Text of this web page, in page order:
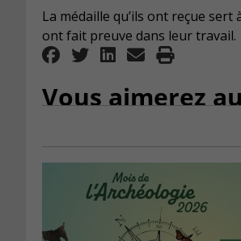
La médaille qu’ils ont reçue
ont fait preuve dans leur travail.
Vous aimerez